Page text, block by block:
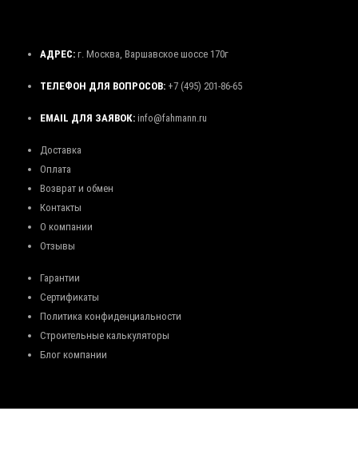
АДРЕС: г. Москва, Варшавское шоссе 170г
ТЕЛЕФОН ДЛЯ ВОПРОСОВ: +7 (495) 201-86-65
EMAIL ДЛЯ ЗАЯВОК: info@fahmann.ru
Доставка
Оплата
Возврат и обмен
Контакты
О компании
Отзывы
Гарантии
Сертификаты
Политика конфиденциальности
Строительные калькуляторы
Блог компании